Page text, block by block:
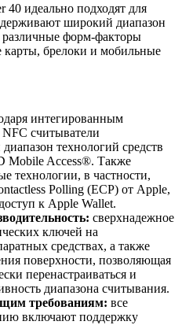
идеально подходят для
широкий диапазон
форм-факторы
карты, брелоки и мобильные
интегированным
считыватели
технологий средств
Mobile Access®. Также
технологии, в частности,
Polling (ECP) от Apple,
к Apple Wallet.
сверхнадежное
ключей на
средствах, а также
поверхности, позволяющая
перенастраиваться и
диапазона считывания.
требованиям: все
включают поддержку